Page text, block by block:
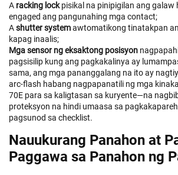
A racking lockpisikal na pinipigilan ang galaw
engaged ang pangunahing mga contact;
Ashutter systemawtomatikong tinatakpan
kapag inaalis;
Mga sensor ng eksaktong posisyon
pagsisilip kung ang pagkakalinya ay
sama, ang mga pananggalang na ito ay
arc-flash habang nagpapanatili ng mga
70E para sa kaligtasan sa kuryente—na
proteksyon na hindi umaasa sa
pagsunod sa checklist.
Nauukurang Panahon at
Paggawa sa Panahon ng